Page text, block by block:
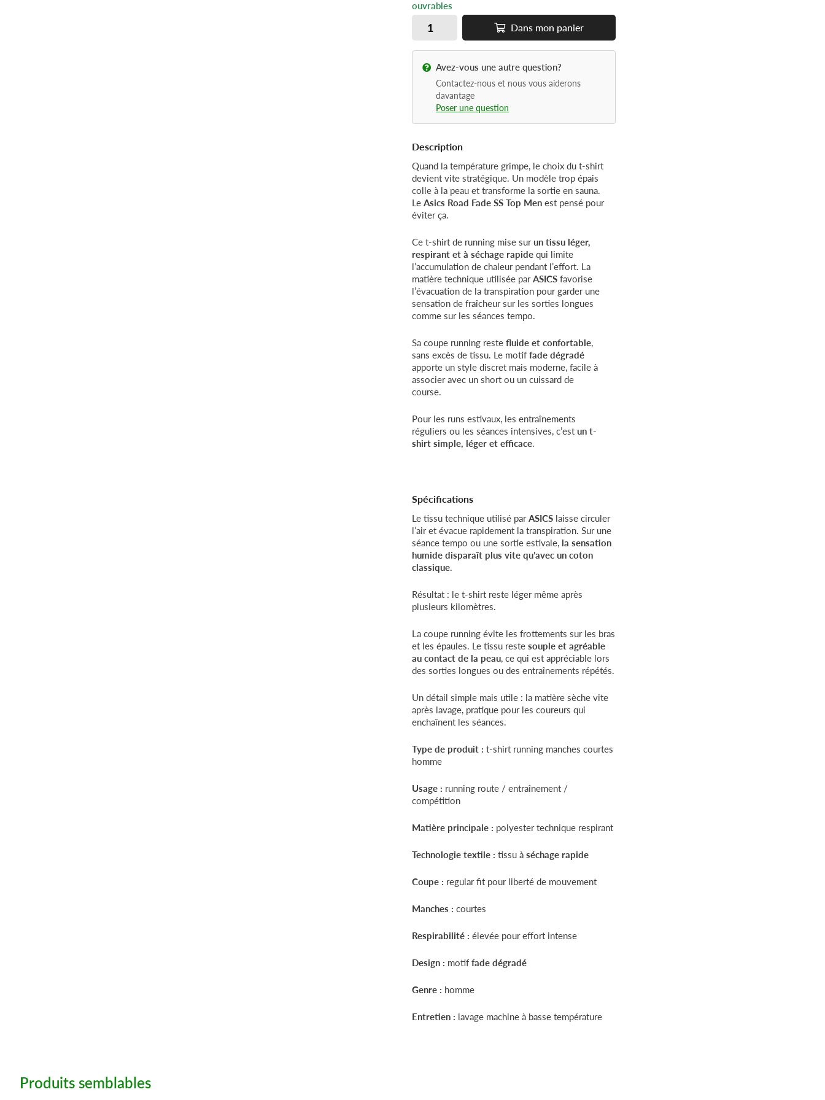
ouvrables
Dans mon panier
Avez-vous une autre question?
Contactez-nous et nous vous aiderons
davantage
Poser une question
Description
Quand la température grimpe, le choix du t-shirt
devient vite stratégique. Un modèle trop épais
colle à la peau et transforme la sortie en sauna.
LeAsics Road Fade SS Top Menest pensé pour
éviter ça.
Ce t-shirt de running mise surun tissu léger,
respirant et à séchage rapidequi limite
l’accumulation de chaleur pendant l’effort. La
matière technique utilisée parASICSfavorise
l’évacuation de la transpiration pour garder une
sensation de fraîcheur sur les sorties longues
comme sur les séances tempo.
Sa coupe running restefluide et confortable,
sans excès de tissu. Le motiffade dégradé
apporte un style discret mais moderne, facile à
associer avec un short ou un cuissard de
course.
Pour les runs estivaux, les entraînements
réguliers ou les séances intensives, c’estun t-
shirt simple, léger et efficace.
Spécifications
Le tissu technique utilisé parASICS laisse circuler
l’air et évacue rapidement la transpiration. Sur une
séance tempo ou une sortie estivale, la sensation
humide disparaît plus vite qu’avec un coton
classique.
Résultat : le t-shirt reste léger même après
plusieurs kilomètres.
La coupe running évite les frottements sur les bras
et les épaules. Le tissu restesouple et agréable
au contact de la peau, ce qui est appréciable lors
des sorties longues ou des entraînements répétés.
Un détail simple mais utile : la matière sèche vite
après lavage, pratique pour les coureurs qui
enchaînent les séances.
Type de produit : t-shirt running manches courtes
homme
Usage : running route / entraînement /
compétition
Matière principale : polyester technique respirant
Technologie textile : tissu àséchage rapide
Coupe : regular fit pour liberté de mouvement
Manches : courtes
Respirabilité : élevée pour effort intense
Design : motiffade dégradé
Genre : homme
Entretien : lavage machine à basse température
Produits semblables